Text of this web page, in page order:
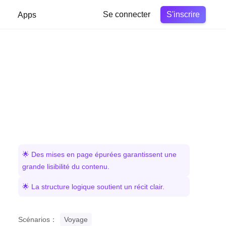
Apps Se connecter S'inscrire
🌟 Des mises en page épurées garantissent une
grande lisibilité du contenu.
🌟 La structure logique soutient un récit clair.
Scénarios： Voyage